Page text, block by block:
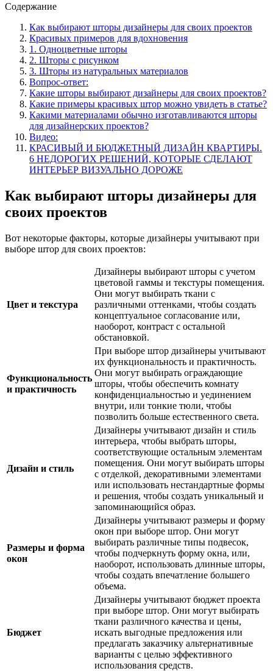
Содержание
Как выбирают шторы дизайнеры для своих проектов
Красивых примеров для вдохновения
1. Одноцветные шторы
2. Шторы с рисунком
3. Шторы из натуральных материалов
Вопрос-ответ:
Какие шторы выбирают дизайнеры для своих проектов?
Какие примеры красивых штор можно увидеть в статье?
Какими материалами обычно изготавливаются шторы
для дизайнерских проектов?
Видео:
КРАСИВЫЙ И БЮДЖЕТНЫЙ ДИЗАЙН КВАРТИРЫ.
6 НЕДОРОГИХ РЕШЕНИЙ, КОТОРЫЕ СДЕЛАЮТ
ИНТЕРЬЕР ВИЗУАЛЬНО ДОРОЖЕ
Как выбирают шторы дизайнеры для
своих проектов
Вот некоторые факторы, которые дизайнеры учитывают при
выборе штор для своих проектов:
Цвет и текстура
Дизайнеры выбирают шторы с учетом
цветовой гаммы и текстуры помещения.
Они могут выбирать ткани с
различными оттенками, чтобы создать
концептуальное согласование или,
наоборот, контраст с остальной
обстановкой.
Функциональность
и практичность
При выборе штор дизайнеры учитывают
их функциональность и практичность.
Они могут выбирать ограждающие
шторы, чтобы обеспечить комнату
конфиденциальностью и уединением
внутри, или тонкие тюли, чтобы
позволить больше естественного света.
Дизайн и стиль
Дизайнеры учитывают дизайн и стиль
интерьера, чтобы выбрать шторы,
соответствующие остальным элементам
помещения. Они могут выбирать шторы
с отделкой, декоративными элементами
или использовать нестандартные формы
и решения, чтобы создать уникальный и
запоминающийся образ.
Размеры и форма
окон
Дизайнеры учитывают размеры и форму
окон при выборе штор. Они могут
выбирать различные типы подвесок,
чтобы подчеркнуть форму окна, или,
наоборот, использовать длинные шторы,
чтобы создать впечатление большего
объема.
Бюджет
Дизайнеры учитывают бюджет проекта
при выборе штор. Они могут выбирать
ткани различного качества и цены,
искать выгодные предложения или
предлагать заказчику альтернативные
варианты с целью эффективного
использования средств.